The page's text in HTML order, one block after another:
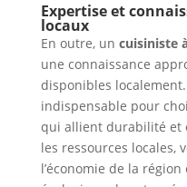
Expertise et
locaux
En outre, un cuisiniste
une connaissance
disponibles
indispensable pour
qui allient durabilité et
les ressources locales,
l’économie de la